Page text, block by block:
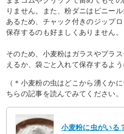
りません。また、粉ダニはビニー
あるため、チャック付きのジップ
保存するのも好ましくありません。
そのため、小麦粉はガラスやプラ
えるか、袋ごと入れて保存するよう
（＊小麦粉の虫はどこから湧くか
ちらの記事を読んでみてください。
小麦粉に虫がいる